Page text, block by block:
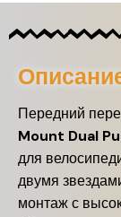
Передний
Mount Dual
для
двумя
монтаж с